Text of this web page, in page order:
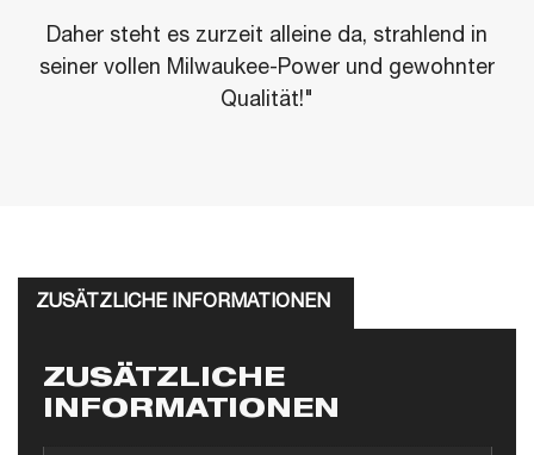
Daher steht es zurzeit alleine da, strahlend in
seiner vollen Milwaukee-Power und gewohnter
Qualität!"
ZUSÄTZLICHE INFORMATIONEN
ZUSÄTZLICHE
INFORMATIONEN